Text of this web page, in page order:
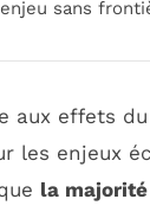
sans
aux effets
les enjeux
la